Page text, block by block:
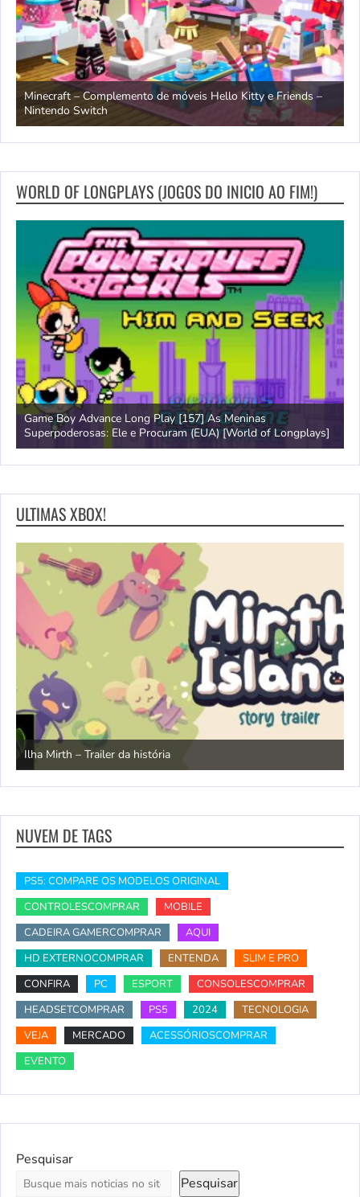
Minecraft – Complemento de móveis Hello Kitty e Friends –
Nintendo Switch
WORLD OF LONGPLAYS (JOGOS DO INICIO AO FIM!)
Game Boy Advance Long Play [157] As Meninas
Superpoderosas: Ele e Procuram (EUA) [World of Longplays]
ULTIMAS XBOX!
Ilha Mirth – Trailer da história
NUVEM DE TAGS
PS5: COMPARE OS MODELOS ORIGINAL
CONTROLESCOMPRAR
MOBILE
CADEIRA GAMERCOMPRAR
AQUI
HD EXTERNOCOMPRAR
ENTENDA
SLIM E PRO
CONFIRA
PC ESPORT
CONSOLESCOMPRAR
HEADSETCOMPRAR
PS5 2024
TECNOLOGIA
VEJA
MERCADO
ACESSÓRIOSCOMPRAR
EVENTO
Pesquisar
Pesquisar